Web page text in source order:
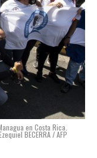
en Costa Rica.
BECERRA / AFP